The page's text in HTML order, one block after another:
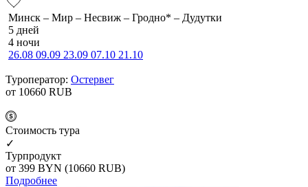
Минск – Мир – Несвиж – Гродно* – Дудутки
5 дней
4 ночи
26.08 09.09 23.09 07.10 21.10
Туроператор: Остервег
от 10660 RUB
Cтоимость тура
✓
Турпродукт
от 399 BYN (10660 RUB)
Подробнее